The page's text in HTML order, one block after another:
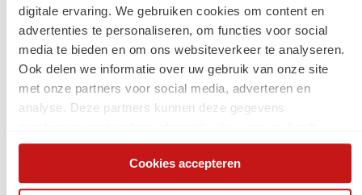
digitale ervaring. We gebruiken cookies om content en
advertenties te personaliseren, om functies voor social
media te bieden en om ons websiteverkeer te analyseren.
Ook delen we informatie over uw gebruik van onze site
met onze partners voor social media, adverteren en
analyse. Deze partners kunnen deze gegevens
verstrekt of die ze hebben verzameld op basis van uw
gebruik van hun services. Via de cookieverklaring op onze
website kunt u uw toestemming op elk moment wijzigen of
Cookies accepteren
Jouw carrière
Start met een digital traineeship
Carrièretips en blogs
Login Mijn SchaalX